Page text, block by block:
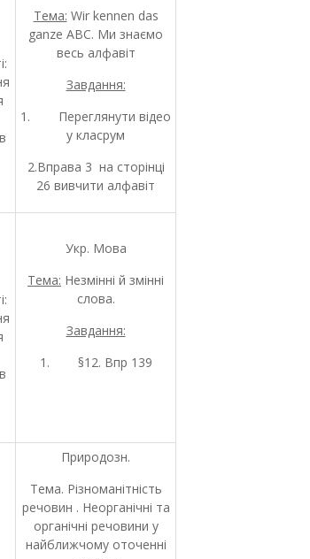
Тема: Wir kennen das
ganze ABC. Ми знаємо
весь алфавіт
Завдання:
1. Переглянути відео
у класрум
2.Вправа 3 на сторінці
26 вивчити алфавіт
Укр. Мова
Тема: Незмінні й змінні
слова.
Завдання:
1. §12. Впр 139
Природозн.
Тема. Різноманітність
речовин . Неорганічні та
органічні речовини у
найближчому оточенні